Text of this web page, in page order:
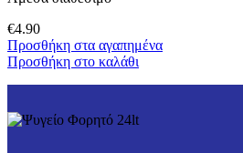
€4.90
Προσθήκη στα αγαπημένα
Προσθήκη στο καλάθι